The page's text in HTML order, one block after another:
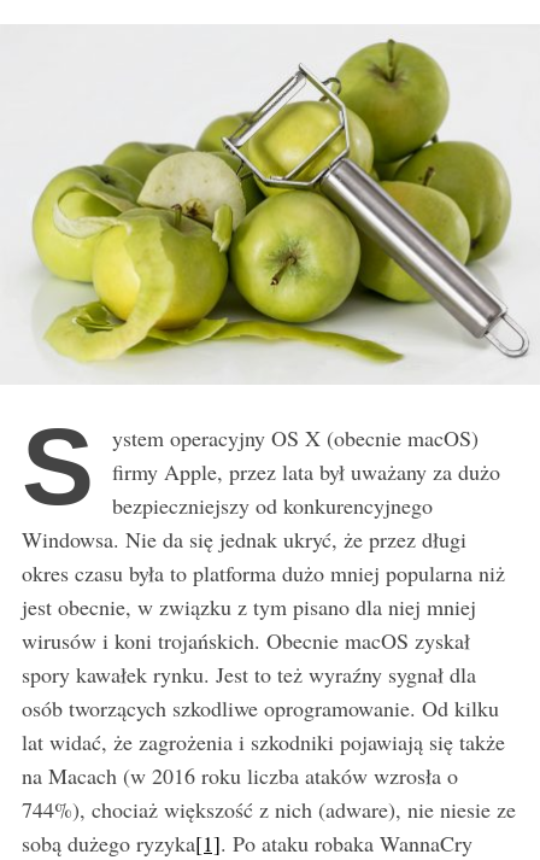
S
ystem operacyjny OS X (obecnie macOS)
firmy Apple, przez lata był uważany za dużo
bezpieczniejszy od konkurencyjnego
Windowsa. Nie da się jednak ukryć, że przez długi
okres czasu była to platforma dużo mniej popularna niż
jest obecnie, w związku z tym pisano dla niej mniej
wirusów i koni trojańskich. Obecnie macOS zyskał
spory kawałek rynku. Jest to też wyraźny sygnał dla
osób tworzących szkodliwe oprogramowanie. Od kilku
lat widać, że zagrożenia i szkodniki pojawiają się także
na Macach (w 2016 roku liczba ataków wzrosła o
744%), chociaż większość z nich (adware), nie niesie ze
sobą dużego ryzyka[1]. Po ataku robaka WannaCry